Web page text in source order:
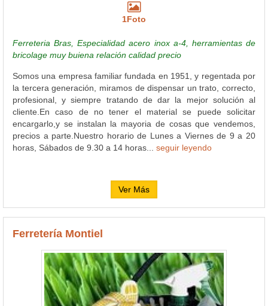
1Foto
Ferreteria Bras, Especialidad acero inox a-4, herramientas de
bricolage muy buiena relación calidad precio
Somos una empresa familiar fundada en 1951, y regentada por
la tercera generación, miramos de dispensar un trato, correcto,
profesional, y siempre tratando de dar la mejor solución al
cliente.En caso de no tener el material se puede solicitar
encargarlo,y se instalan la mayoria de cosas que vendemos,
precios a parte.Nuestro horario de Lunes a Viernes de 9 a 20
horas, Sábados de 9.30 a 14 horas... seguir leyendo
Ver Más
Ferretería Montiel